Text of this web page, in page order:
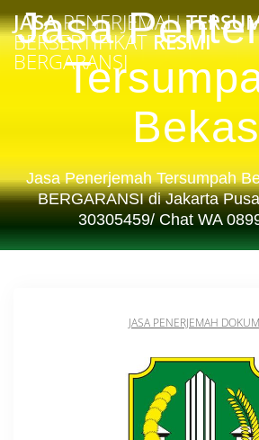
to
content
JASAPENERJEMAH
BERSERTIFIKATRESMI
BERGARANSI
Jasa
Jasa Penerjemah Tersumpah
BERGARANSI di Jakarta
30305459/ Chat WA
JASA PENERJEMAH